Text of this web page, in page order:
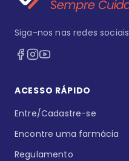
Siga-nos nas redes sociais
ACESSO RÁPIDO
Entre/Cadastre-se
Encontre uma farmácia
Regulamento